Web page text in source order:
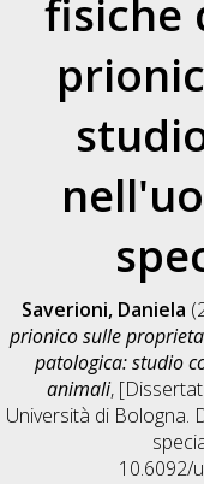
fisiche
Saverioni, Daniela
prionico sulle
patologica: studio
animali,
Università di Bologna.
10.6092/